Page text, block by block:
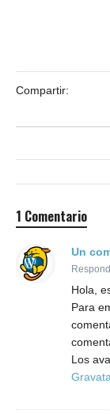
Compartir:
1 Comentario
Un
Hola,
Para
Los